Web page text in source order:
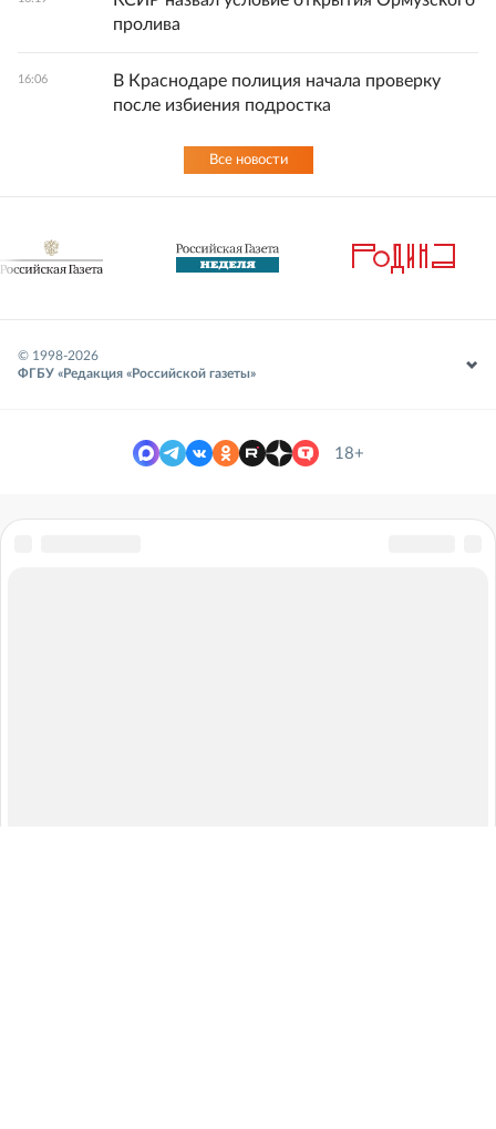
пролива
16:06
В Краснодаре полиция начала проверку
после избиения подростка
Все новости
© 1998-2026
ФГБУ «Редакция «Российской газеты»
18+